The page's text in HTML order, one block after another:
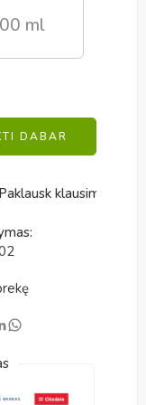
ml
DABAR
Paklausk klausimo